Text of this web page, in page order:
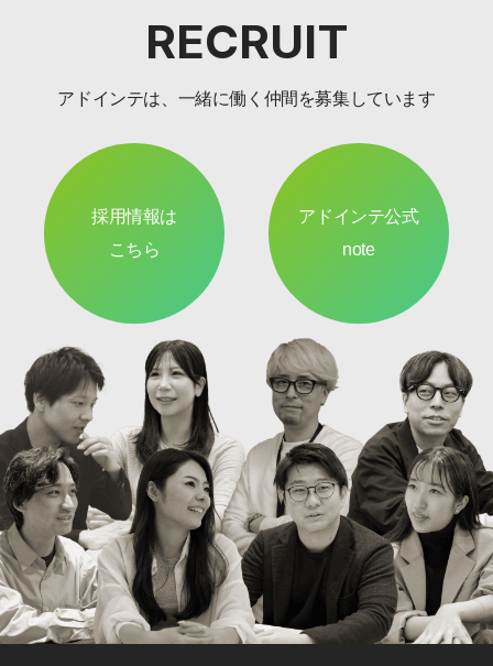
RECRUIT
アドインテは、一緒に働く仲間を募集しています
採用情報は
こちら
アドインテ公式
note